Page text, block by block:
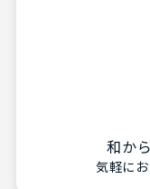
和か
気軽に